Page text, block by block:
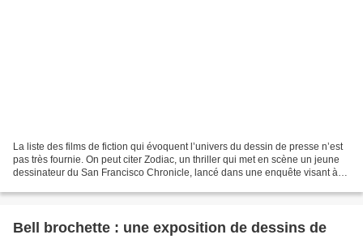
La liste des films de fiction qui évoquent l’univers du dessin de presse n’est
pas très fournie. On peut citer Zodiac, un thriller qui met en scène un jeune
dessinateur du San Francisco Chronicle, lancé dans une enquête visant à
Bell brochette : une exposition de dessins de